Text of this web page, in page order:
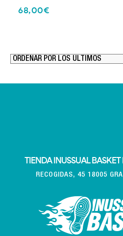
68,00€
TIENDA INUSSUAL
RECOGIDAS, 45 18005